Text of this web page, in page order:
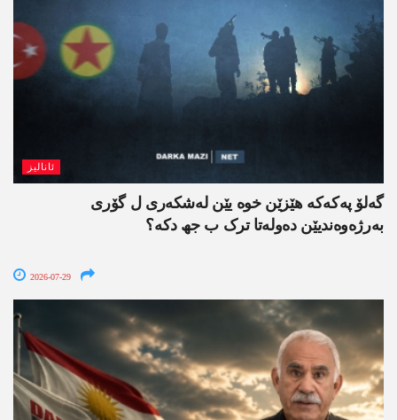
ئانالیز
گەلۆ پەکەکە ھێزێن خوە یێن لەشکەری ل گۆری
بەرژەوەندیێن دەولەتا ترک ب جھ دکە؟
2026-07-29